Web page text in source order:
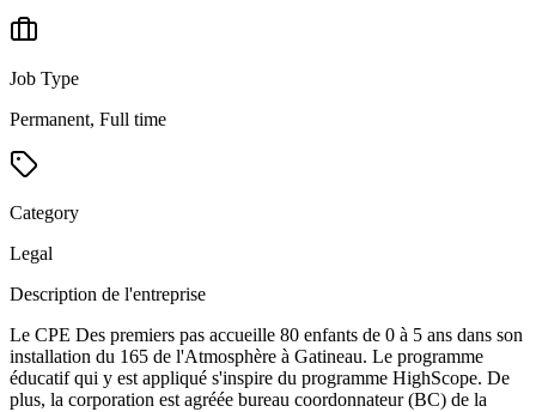
Job Type
Permanent, Full time
Category
Legal
Description de l'entreprise
Le CPE Des premiers pas accueille 80 enfants de 0 à 5 ans dans son
installation du 165 de l'Atmosphère à Gatineau. Le programme
éducatif qui y est appliqué s'inspire du programme HighScope. De
plus, la corporation est agréée bureau coordonnateur (BC) de la